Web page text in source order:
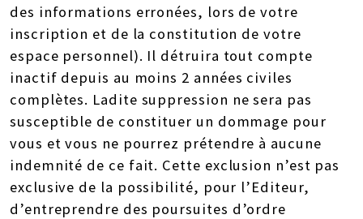
des informations erronées, lors de votre
inscription et de la constitution de votre
espace personnel). Il détruira tout compte
inactif depuis au moins 2 années civiles
complètes. Ladite suppression ne sera pas
susceptible de constituer un dommage pour
vous et vous ne pourrez prétendre à aucune
indemnité de ce fait. Cette exclusion n’est pas
exclusive de la possibilité, pour l’Editeur,
d’entreprendre des poursuites d’ordre